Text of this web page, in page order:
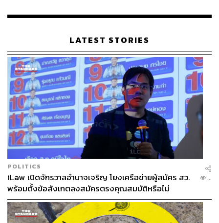
เรือนไทยที่ถูกซุกไว้
LATEST STORIES
POLITICS
iLaw เปิดจักรวาลอำนาจเจริญ โยงเครือข่ายผู้สมัคร สว.
พร้อมตั้งข้อสังเกตลงสมัครตรงคุณสมบัติหรือไม่
...